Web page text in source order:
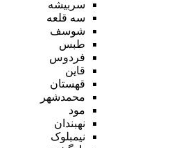
سربیشه
سه قلعه
شوسف
طبس
فردوس
قاین
قهستان
محمدشهر
مود
نهبندان
نیمبلوک